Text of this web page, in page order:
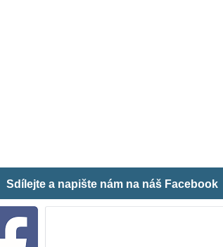
Sdílejte a napište nám na náš Facebook